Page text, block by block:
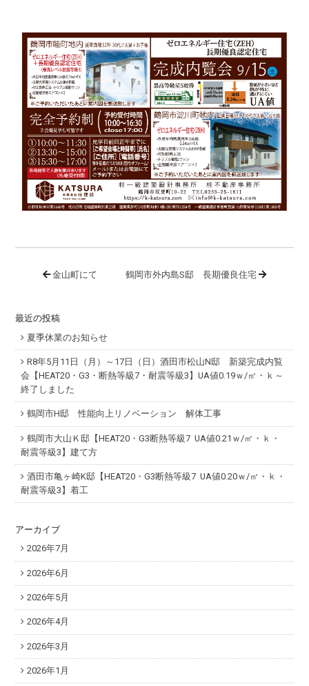
金山町にて 鶴岡市外内島S邸 長期優良住宅
最近の投稿
夏季休業のお知らせ
R8年5月11日（月）～17日（日）酒田市松山N邸 新築完成内覧
会【HEAT20・G3・断熱等級7・耐震等級3】UA値0.19ｗ/㎡・ｋ～
終了しました
鶴岡市H邸 性能向上リノベーション 解体工事
鶴岡市大山Ｋ邸【HEAT20・G3断熱等級7 UA値0.21ｗ/㎡・ｋ・
耐震等級3】建て方
酒田市亀ヶ崎K邸【HEAT20・G3断熱等級7 UA値0.20ｗ/㎡・ｋ・
耐震等級3】着工
アーカイブ
2026年7月
2026年6月
2026年5月
2026年4月
2026年3月
2026年1月